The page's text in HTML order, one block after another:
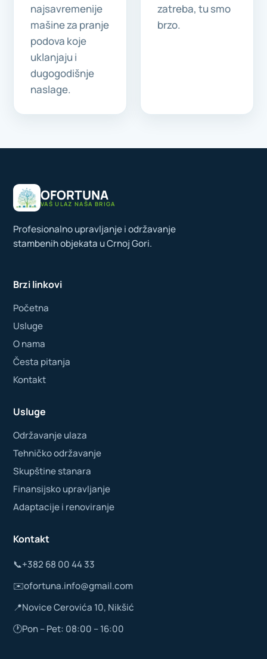
najsavremenije
mašine za pranje
podova koje
uklanjaju i
dugogodišnje
naslage.
zatreba, tu smo
brzo.
OFORTUNA
VAŠ ULAZ NAŠA BRIGA
Profesionalno upravljanje i održavanje
stambenih objekata u Crnoj Gori.
Brzi linkovi
Početna
Usluge
O nama
Česta pitanja
Kontakt
Usluge
Održavanje ulaza
Tehničko održavanje
Skupštine stanara
Finansijsko upravljanje
Adaptacije i renoviranje
Kontakt
📞+382 68 00 44 33
✉️ofortuna.info@gmail.com
📍Novice Cerovića 10, Nikšić
🕐Pon – Pet: 08:00 – 16:00